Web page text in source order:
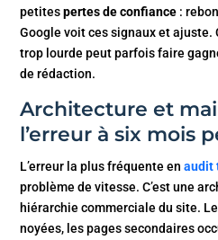
petitespertes de confiance :
Google voit ces signaux et ajuste.
trop lourde peut parfois faire
de rédaction.
Architecture et
l’erreur à six mois
L’erreur la plus fréquente enaudit
problème de vitesse. C’est une
hiérarchie commerciale du site.
noyées, les pages secondaires